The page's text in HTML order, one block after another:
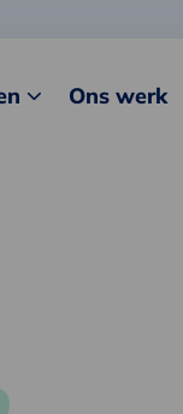
Ons werk